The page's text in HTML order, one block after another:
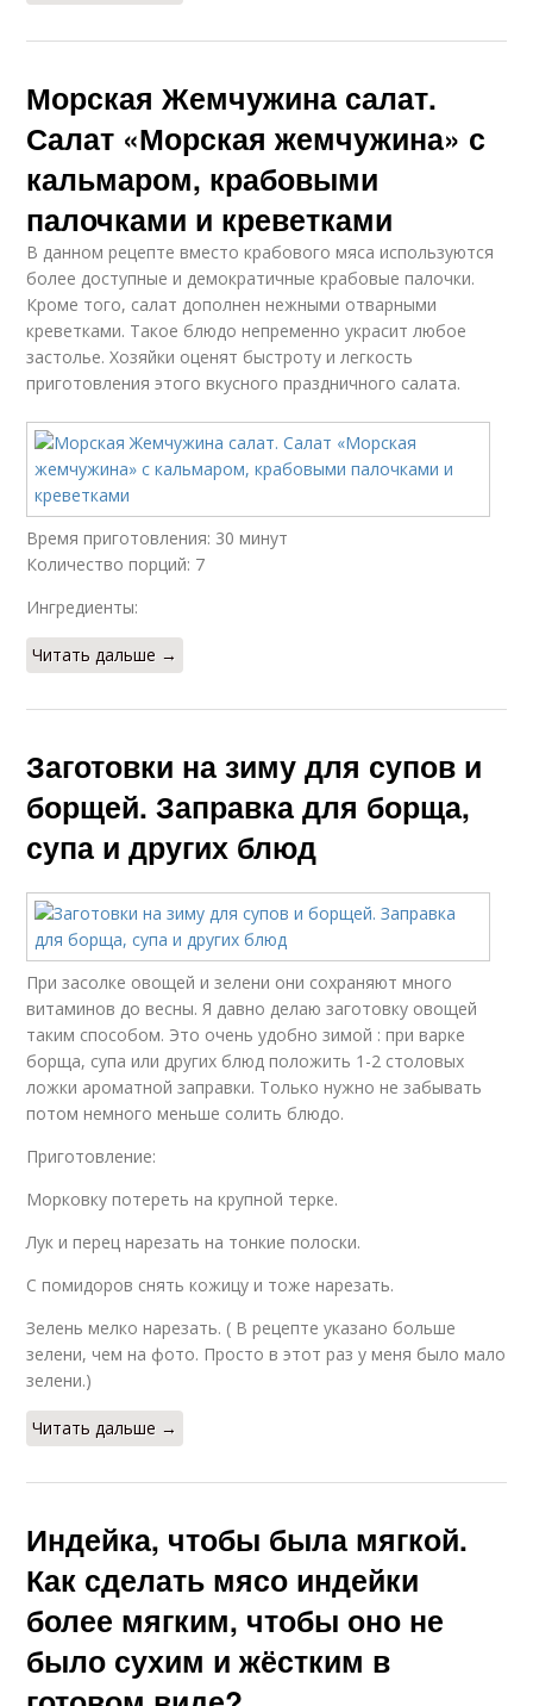
Морская Жемчужина салат.
Салат «Морская жемчужина» с
кальмаром, крабовыми
палочками и креветками
В данном рецепте вместо крабового мяса используются
более доступные и демократичные крабовые палочки.
Кроме того, салат дополнен нежными отварными
креветками. Такое блюдо непременно украсит любое
застолье. Хозяйки оценят быстроту и легкость
приготовления этого вкусного праздничного салата.
Время приготовления: 30 минут
Количество порций: 7
Ингредиенты:
Читать дальше →
Заготовки на зиму для супов и
борщей. Заправка для борща,
супа и других блюд
При засолке овощей и зелени они сохраняют много
витаминов до весны. Я давно делаю заготовку овощей
таким способом. Это очень удобно зимой : при варке
борща, супа или других блюд положить 1-2 столовых
ложки ароматной заправки. Только нужно не забывать
потом немного меньше солить блюдо.
Приготовление:
Морковку потереть на крупной терке.
Лук и перец нарезать на тонкие полоски.
С помидоров снять кожицу и тоже нарезать.
Зелень мелко нарезать. ( В рецепте указано больше
зелени, чем на фото. Просто в этот раз у меня было мало
зелени.)
Читать дальше →
Индейка, чтобы была мягкой.
Как сделать мясо индейки
более мягким, чтобы оно не
было сухим и жёстким в